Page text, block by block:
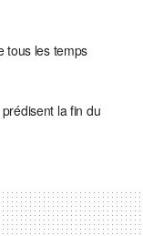
tous les temps
la fin du